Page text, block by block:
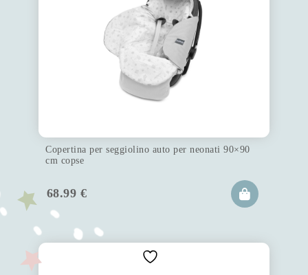
Copertina per seggiolino auto per neonati 90×90
cm copse
68.99 €